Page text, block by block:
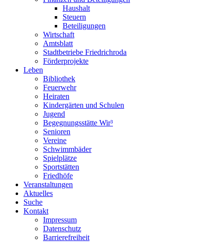
Haushalt
Steuern
Beteiligungen
Wirtschaft
Amtsblatt
Stadtbetriebe Friedrichroda
Förderprojekte
Leben
Bibliothek
Feuerwehr
Heiraten
Kindergärten und Schulen
Jugend
Begegnungsstätte Wir³
Senioren
Vereine
Schwimmbäder
Spielplätze
Sportstätten
Friedhöfe
Veranstaltungen
Aktuelles
Suche
Kontakt
Impressum
Datenschutz
Barrierefreiheit